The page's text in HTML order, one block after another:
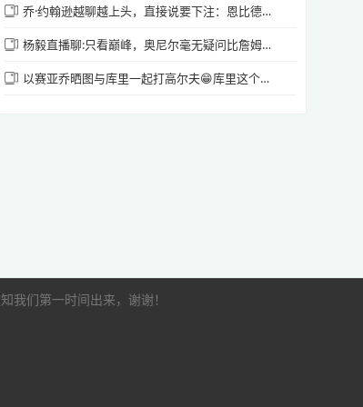
源站播放
源站播放
乔·约翰逊越聊越上头，直接说要下注：恩比德健康，76人就能夺冠
杨毅直播聊:只看巅峰，奥尼尔毫无疑问比詹姆斯更强！🤔
以赛亚乔晒图与库里一起打高尔夫😁库里这个帽子真别致
们第一时间出来，谢谢！